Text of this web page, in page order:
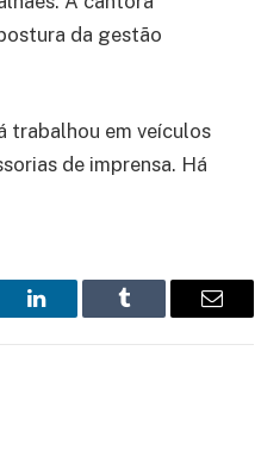
da gestão
trabalhou em veículos
de imprensa. Há
LinkedIn Tumblr Email